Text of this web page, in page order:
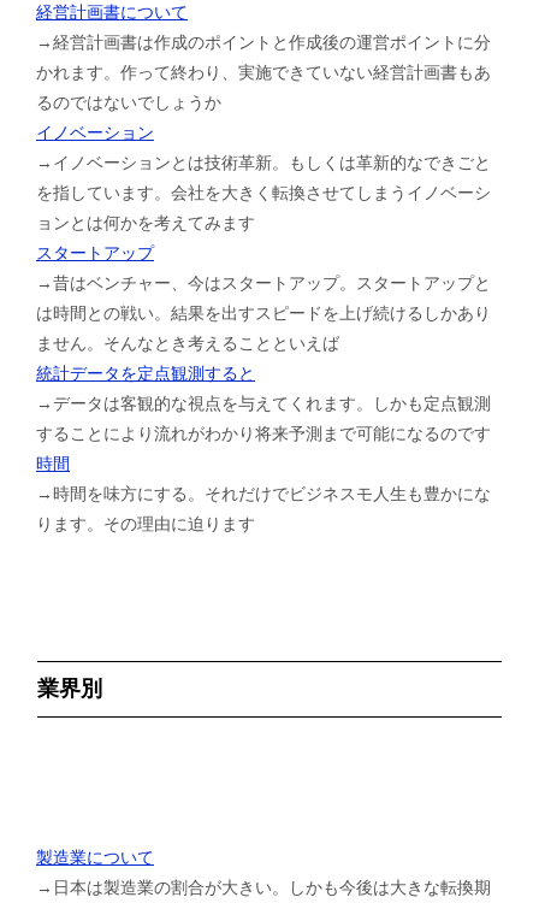
経営計画書について
→経営計画書は作成のポイントと作成後の運営ポイントに分
かれます。作って終わり、実施できていない経営計画書もあ
るのではないでしょうか
イノベーション
→イノベーションとは技術革新。もしくは革新的なできごと
を指しています。会社を大きく転換させてしまうイノベーシ
ョンとは何かを考えてみます
スタートアップ
→昔はベンチャー、今はスタートアップ。スタートアップと
は時間との戦い。結果を出すスピードを上げ続けるしかあり
ません。そんなとき考えることといえば
統計データを定点観測すると
→データは客観的な視点を与えてくれます。しかも定点観測
することにより流れがわかり将来予測まで可能になるのです
時間
→時間を味方にする。それだけでビジネスモ人生も豊かにな
ります。その理由に迫ります
業界別
製造業について
→日本は製造業の割合が大きい。しかも今後は大きな転換期